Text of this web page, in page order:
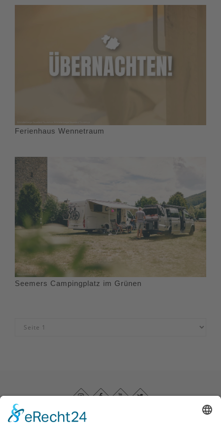
Ferienhaus Wennetraum
Seemers Campingplatz im Grünen